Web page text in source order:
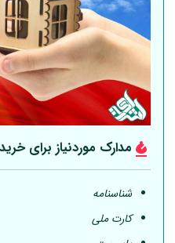
مدارک موردنیاز برای
شناسنامه
کارت ملی